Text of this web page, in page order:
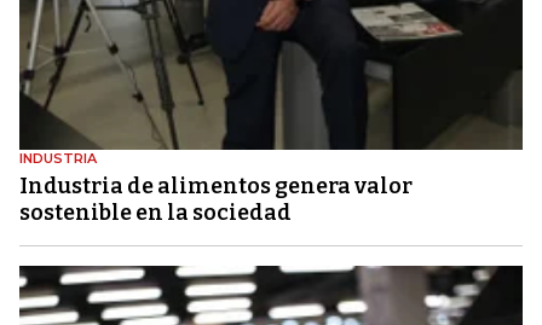
INDUSTRIA
Industria de alimentos genera valor
sostenible en la sociedad